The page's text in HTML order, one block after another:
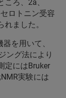
ろ、2a、
セロトニン受容
ました。
を用いて、
ング法により
定にはBruker
実験には